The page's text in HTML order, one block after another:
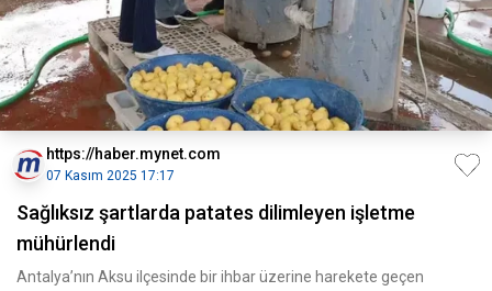
https://haber.mynet.com
07 Kasım 2025 17:17
Sağlıksız şartlarda patates dilimleyen işletme
mühürlendi
Antalya’nın Aksu ilçesinde bir ihbar üzerine harekete geçen